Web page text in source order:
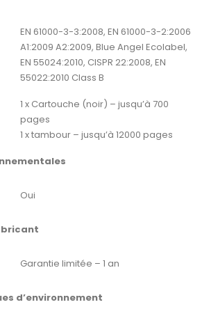
EN 61000-3-3:2008, EN 61000-3-2:2006
A1:2009 A2:2009, Blue Angel Ecolabel,
EN 55024:2010, CISPR 22:2008, EN
55022:2010 Class B
1 x Cartouche (noir) – jusqu’à 700
pages
1 x tambour – jusqu’à 12000 pages
Oui
Garantie limitée – 1 an
d’environnement